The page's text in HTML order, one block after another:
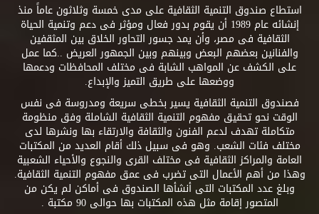
استطاع صندوق التنمية الثقافية على مدى خمسة وثلاثون عاماً منذ
إنشائه عام 1989 أن يقوم بدور فعال ومؤثر فى دعم وتنمية الحياة
الثقافية فى مصر، وأن يمد جسور التحاور الخلاق بين المثقفين
والفنانين بعضهم البعض وبينهم وبين الجمهور العريض ..كما عمل
على الكشف عن المواهب الشابة فى مختلف المحافظات ودعمها
ووضعها على طريق التميز والإبداع.
فصندوق التنمية الثقافية يسير بخطى سريعة ومدروسة فى نفس
الوقت نحو تحقيق مفهوم التنمية الثقافية الشاملة وفق منظومة
متكاملة تهدف لدعم الفنون والثقافة والارتقاء بها ونشرها لدى
مختلف فئات الشعب. وهو فى سبيل ذلك أقام العديد من المكتبات
العامة والمراكز الثقافية فى مختلف القرى والنجوع والأحياء الشعبية
وهذا من أهم الأعمال التى تضرب فى عمق مفهوم التنمية الثقافية.
وبلغ عدد المكتبات التى أنشأها الصندوق فى أماكن لم يكن من
المتصور إقامة مثل هذه المكتبات بها حوالى 90 مكتبة .